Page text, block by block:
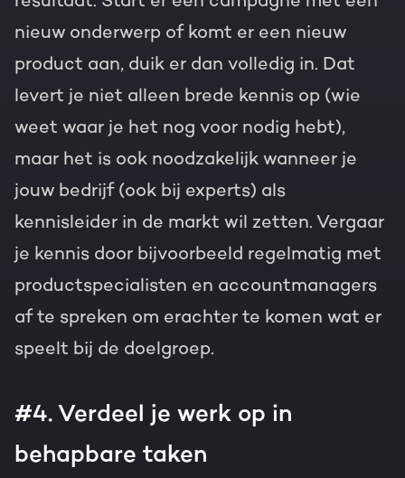
nieuw onderwerp of komt er een nieuw
product aan, duik er dan volledig in. Dat
levert je niet alleen brede kennis op (wie
weet waar je het nog voor nodig hebt),
maar het is ook noodzakelijk wanneer je
jouw bedrijf (ook bij experts) als
kennisleider in de markt wil zetten. Vergaar
je kennis door bijvoorbeeld regelmatig met
productspecialisten en accountmanagers
af te spreken om erachter te komen wat er
speelt bij de doelgroep.
#4. Verdeel je werk op in
behapbare taken